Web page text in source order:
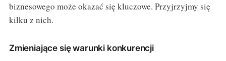
biznesowego może okazać się kluczowe. Przyjrzyjmy się
kilku z nich.
Zmieniające się warunki konkurencji